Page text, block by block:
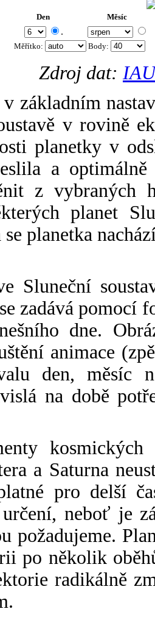
Den Měsíc
.
Měřítko: Body:
Zdroj dat:
základním
v rovině
planetky v
a
z vybraných
planet
se planetka
Sluneční
zadává pomocí
dne.
animace
den, měsíc
na době
a Saturna
pro delší
neboť je
požadujeme.
po několik
radikálně